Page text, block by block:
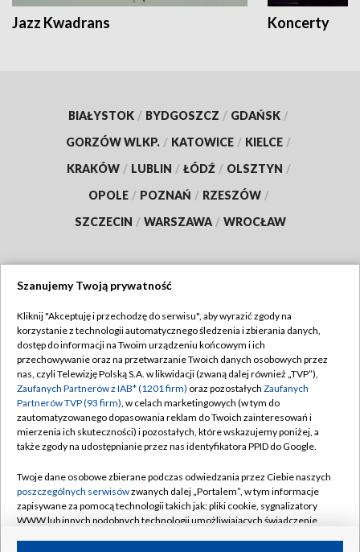
Jazz Kwadrans Koncerty
BIAŁYSTOK / BYDGOSZCZ / GDAŃSK /
GORZÓW WLKP. / KATOWICE / KIELCE /
KRAKÓW / LUBLIN / ŁÓDŹ / OLSZTYN /
OPOLE / POZNAŃ / RZESZÓW /
SZCZECIN / WARSZAWA / WROCŁAW
TVP
Abonament TVP
Emisja w TVP
Centrum informacji TVP
Naziemna Telewizja Cyfrowa
Rada Programowa
System NOS
Informacje o nadawcy
Regulamin TVP
Polityka prywatności
Moje zgody
Pomoc
Kontakt
Kanały
Szanujemy Twoją prywatność
Kliknij "Akceptuję i przechodzę do serwisu", aby wyrazić zgody na
korzystanie z technologii automatycznego śledzenia i zbierania danych,
dostęp do informacji na Twoim urządzeniu końcowym i ich
przechowywanie oraz na przetwarzanie Twoich danych osobowych przez
nas, czyli Telewizję Polską S.A. w likwidacji (zwaną dalej również „TVP”),
Zaufanych Partnerów z IAB* (1201 firm) oraz pozostałych Zaufanych
Partnerów TVP (93 firm), w celach marketingowych (w tym do
zautomatyzowanego dopasowania reklam do Twoich zainteresowań i
mierzenia ich skuteczności) i pozostałych, które wskazujemy poniżej, a
także zgody na udostępnianie przez nas identyfikatora PPID do Google.
Twoje dane osobowe zbierane podczas odwiedzania przez Ciebie naszych
poszczególnych serwisówzwanych dalej „Portalem”, w tym informacje
zapisywane za pomocą technologii takich jak: pliki cookie, sygnalizatory
WWW lub innych podobnych technologii umożliwiających świadczenie